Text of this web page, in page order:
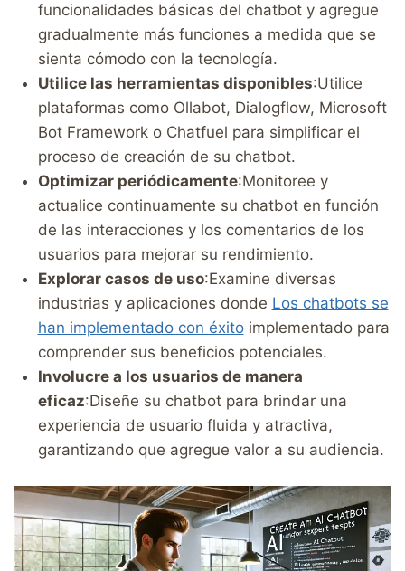
funcionalidades básicas del chatbot y agregue
gradualmente más funciones a medida que se
sienta cómodo con la tecnología.
Utilice las herramientas disponibles:Utilice
plataformas como Ollabot, Dialogflow, Microsoft
Bot Framework o Chatfuel para simplificar el
proceso de creación de su chatbot.
Optimizar periódicamente:Monitoree y
actualice continuamente su chatbot en función
de las interacciones y los comentarios de los
usuarios para mejorar su rendimiento.
Explorar casos de uso:Examine diversas
industrias y aplicaciones donde Los chatbots se
han implementado con éxitoimplementado para
comprender sus beneficios potenciales.
Involucre a los usuarios de manera
eficaz:Diseñe su chatbot para brindar una
experiencia de usuario fluida y atractiva,
garantizando que agregue valor a su audiencia.